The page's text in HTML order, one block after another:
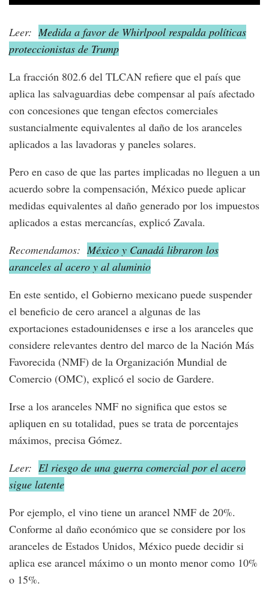
Leer: Medida a favor de Whirlpool respalda políticas
proteccionistas de Trump
La fracción 802.6 del TLCAN refiere que el país que
aplica las salvaguardias debe compensar al país afectado
con concesiones que tengan efectos comerciales
sustancialmente equivalentes al daño de los aranceles
aplicados a las lavadoras y paneles solares.
Pero en caso de que las partes implicadas no lleguen a un
acuerdo sobre la compensación, México puede aplicar
medidas equivalentes al daño generado por los impuestos
aplicados a estas mercancías, explicó Zavala.
Recomendamos: México y Canadá libraron los
aranceles al acero y al aluminio
En este sentido, el Gobierno mexicano puede suspender
el beneficio de cero arancel a algunas de las
exportaciones estadounidenses e irse a los aranceles que
considere relevantes dentro del marco de la Nación Más
Favorecida (NMF) de la Organización Mundial de
Comercio (OMC), explicó el socio de Gardere.
Irse a los aranceles NMF no significa que estos se
apliquen en su totalidad, pues se trata de porcentajes
máximos, precisa Gómez.
Leer: El riesgo de una guerra comercial por el acero
sigue latente
Por ejemplo, el vino tiene un arancel NMF de 20%.
Conforme al daño económico que se considere por los
aranceles de Estados Unidos, México puede decidir si
aplica ese arancel máximo o un monto menor como 10%
o 15%.